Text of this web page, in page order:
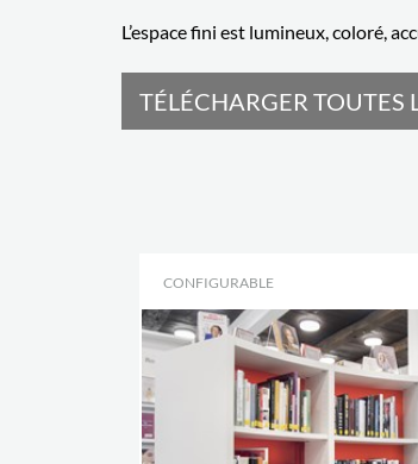
L’espace fini est lumineux, coloré,
TÉLÉCHARGER TOUTES
CONFIGURABLE